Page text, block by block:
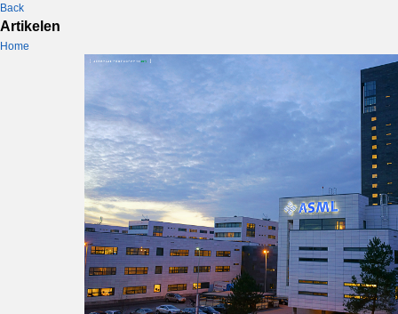
Back
Artikelen
Home